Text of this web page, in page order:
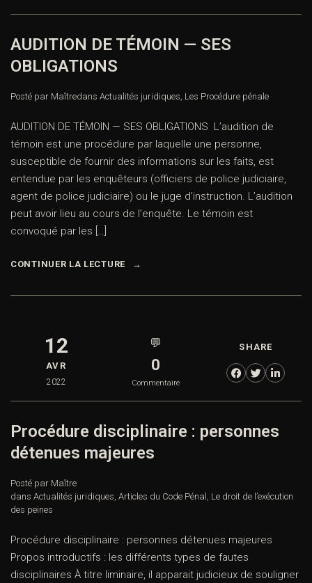
AUDITION DE TÉMOIN — SES
OBLIGATIONS
Posté par Maîtredans Actualités juridiques, Les Procédure pénale
AUDITION DE TÉMOIN — SES OBLIGATIONS L’audition de
témoin est une procédure par laquelle une personne,
susceptible de fournir des informations sur les faits, est
entendue par les enquêteurs (officiers de police judiciaire,
agent de police judiciaire) ou le juge d’instruction. L’audition
peut avoir lieu au cours de l’enquête. Le témoin est
convoqué par les […]
CONTINUER LA LECTURE
12
AVR
2022
💬
0
Commentaire
SHARE
Procédure disciplinaire : personnes
détenues majeures
Posté par Maître
dans Actualités juridiques, Articles du Code Pénal , Le droit de l’exécution
des peines
Procédure disciplinaire : personnes détenues majeures
Propos introductifs : les différents types de fautes
disciplinaires À titre liminaire, il apparait judicieux de souligner